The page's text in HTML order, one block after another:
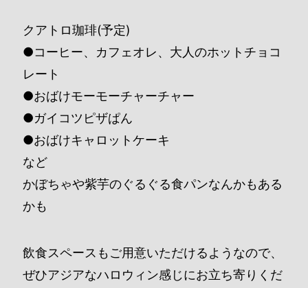
クアトロ珈琲(予定)
●コーヒー、カフェオレ、大人のホットチョコ
レート
●おばけモーモーチャーチャー
●ガイコツピザぱん
●おばけキャロットケーキ
など
かぼちゃや紫芋のぐるぐる食パンなんかもある
かも
飲食スペースもご用意いただけるようなので、
ぜひアジアなハロウィン感じにお立ち寄りくだ